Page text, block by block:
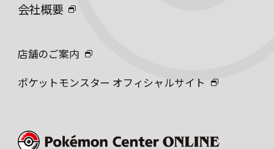
会社概要
店舗のご案内
ポケットモンスター オフィシャルサイト